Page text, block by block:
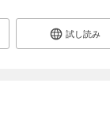
試し読み